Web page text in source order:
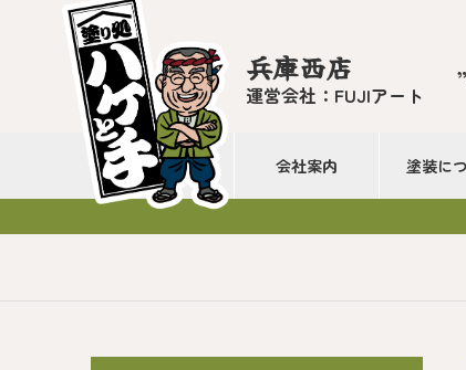
兵庫西店
運営会社：FUJIアート
会社案内 塗装に